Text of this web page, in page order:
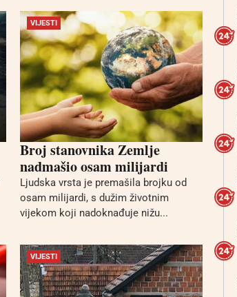
VIJESTI
Broj stanovnika Zemlje
nadmašio osam milijardi
Ljudska vrsta je premašila brojku od
osam milijardi, s dužim životnim
vijekom koji nadoknađuje nižu...
VIJESTI